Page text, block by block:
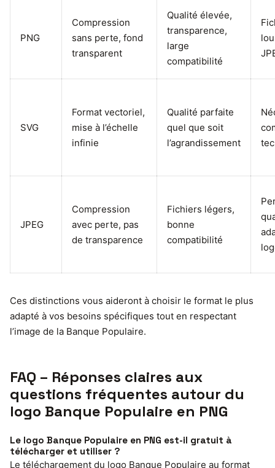
PNG
Compression
sans perte, fond
transparent
Qualité élevée,
transparence,
large
compatibilité
SVG
Format vectoriel,
mise à l’échelle
infinie
Qualité parfaite
quel que soit
l’agrandissement
JPEG
Compression
avec perte, pas
de transparence
Fichiers légers,
bonne
compatibilité
Ces distinctions vous aideront à choisir le format le plus
adapté à vos besoins spécifiques tout en respectant
l’image de la Banque Populaire.
FAQ – Réponses claires aux
questions fréquentes autour du
logo Banque Populaire en PNG
Le logo Banque Populaire en PNG est-il gratuit à
télécharger et utiliser ?
Le téléchargement du logo Banque Populaire au format